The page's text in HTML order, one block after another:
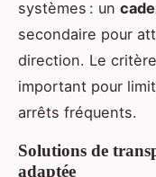
systèmes : un
secondaire pour
direction. Le
important pour
arrêts fréquents.
Solutions de
adaptée